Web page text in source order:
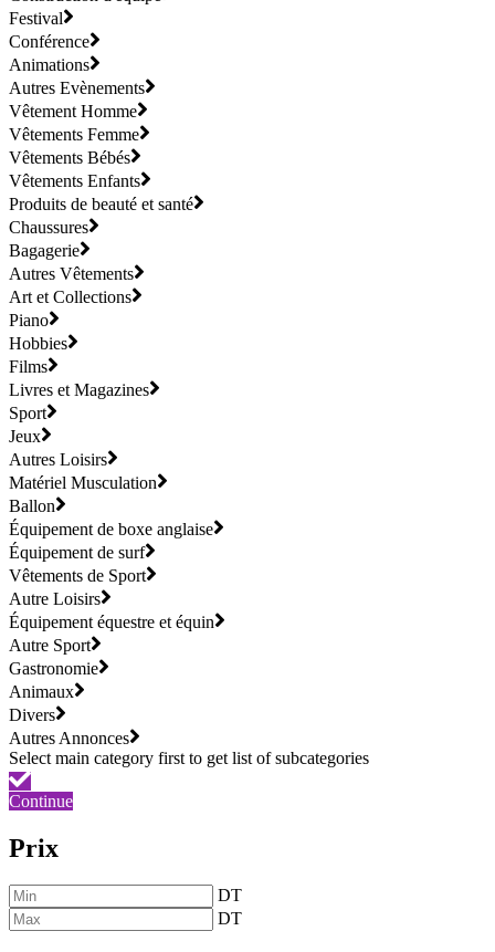
Festival
Conférence
Animations
Autres Evènements
Vêtement Homme
Vêtements Femme
Vêtements Bébés
Vêtements Enfants
Produits de beauté et santé
Chaussures
Bagagerie
Autres Vêtements
Art et Collections
Piano
Hobbies
Films
Livres et Magazines
Sport
Jeux
Autres Loisirs
Matériel Musculation
Ballon
Équipement de boxe anglaise
Équipement de surf
Vêtements de Sport
Autre Loisirs
Équipement équestre et équin
Autre Sport
Gastronomie
Animaux
Divers
Autres Annonces
Continue
Prix
DT
DT